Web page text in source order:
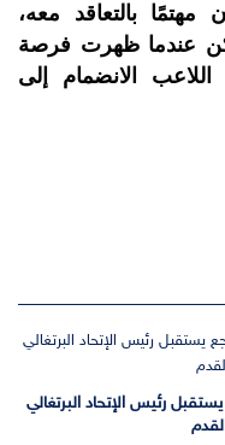
بالتعاقد معه،
عندما ظهرت فرصة
الانضمام إلى
رئيس الإتحاد البرتغالي